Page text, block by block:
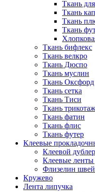
Ткань
Ткань
Ткань
Ткань
Ткань бифлекс
Ткань велкро
Ткань Дюспо
Ткань муслин
Ткань Оксфорд
Ткань сетка
Ткань Тиси
Ткань
Ткань фатин
Ткань флис
Ткань футер
Клеевые
Клеевой
Клеевые ленты
Флизелин
Кружево
Лента липучка